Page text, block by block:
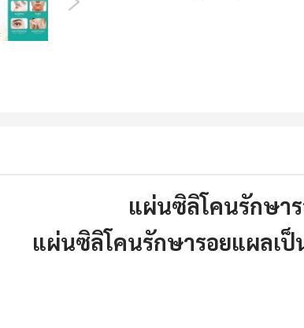
แผ่นซิลิโคนรักษา
แผ่นซิลิโคนรักษารอยแผลเป็